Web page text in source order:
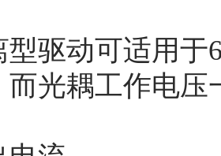
驱动可适用于
光耦工作电压